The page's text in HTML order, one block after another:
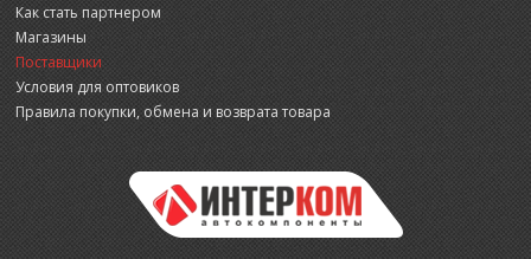
Как стать партнером
Магазины
Поставщики
Условия для оптовиков
Правила покупки, обмена и возврата товара